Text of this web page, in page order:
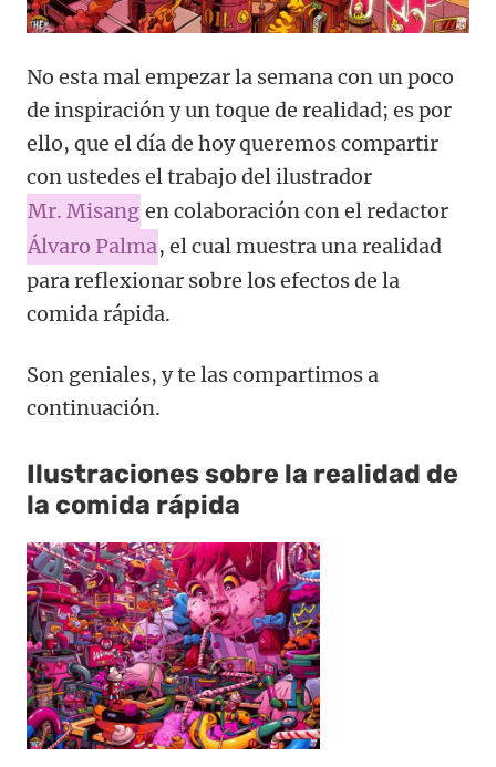
No esta mal empezar la semana con un poco
de inspiración y un toque de realidad; es por
ello, que el día de hoy queremos compartir
con ustedes el trabajo del ilustrador
Mr. Misang en colaboración con el redactor
Álvaro Palma, el cual muestra una realidad
para reflexionar sobre los efectos de la
comida rápida.
Son geniales, y te las compartimos a
continuación.
Ilustraciones sobre la realidad de
la comida rápida